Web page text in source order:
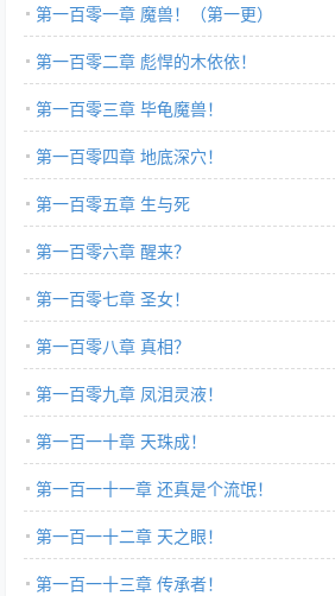
第一百零一章 魔兽！（第一更）
第一百零二章 彪悍的木依依！
第一百零三章 毕龟魔兽！
第一百零四章 地底深穴！
第一百零五章 生与死
第一百零六章 醒来？
第一百零七章 圣女！
第一百零八章 真相？
第一百零九章 凤泪灵液！
第一百一十章 天珠成！
第一百一十一章 还真是个流氓！
第一百一十二章 天之眼！
第一百一十三章 传承者！